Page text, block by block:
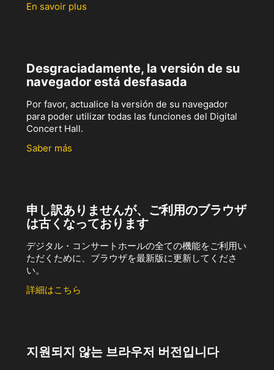
En savoir plus
Desgraciadamente, la versión de su
navegador está desfasada
Por favor, actualice la versión de su navegador
para poder utilizar todas las funciones del Digital
Concert Hall.
Saber más
申し訳ありませんが、ご利用のブラウザ
は古くなっております
デジタル・コンサートホールの全ての機能をご利用い
ただくために、ブラウザを最新版に更新してくださ
い。
詳細はこちら
지원되지 않는 브라우저 버전입니다